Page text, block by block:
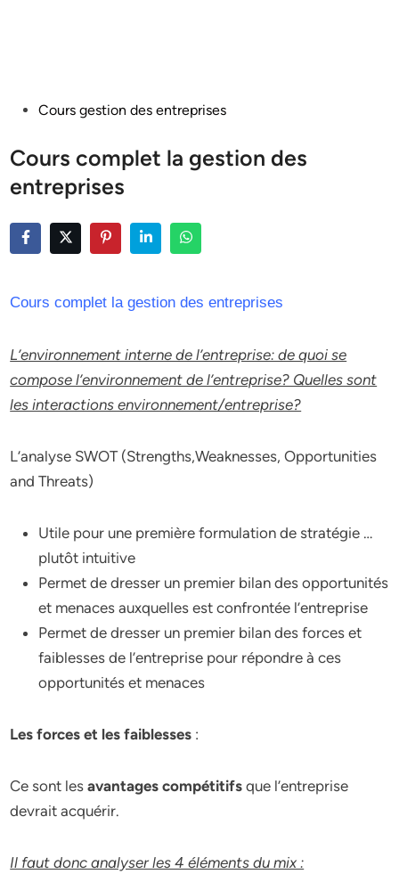
PostedCours gestion des entreprises
Cours complet la gestion des
entreprises
Cours complet la gestion des entreprises
L’environnement interne de l’entreprise: de quoi se
compose l’environnement de l’entreprise? Quelles sont
les interactions environnement/entreprise?
L’analyse SWOT (Strengths,Weaknesses, Opportunities
and Threats)
Utile pour une première formulation de stratégie …
plutôt intuitive
Permet de dresser un premier bilan des opportunités
et menaces auxquelles est confrontée l’entreprise
Permet de dresser un premier bilan des forces et
faiblesses de l’entreprise pour répondre à ces
opportunités et menaces
Les forces et les faiblesses :
Ce sont lesavantages compétitifsque l’entreprise
devrait acquérir.
Il faut donc analyser les 4 éléments du mix :